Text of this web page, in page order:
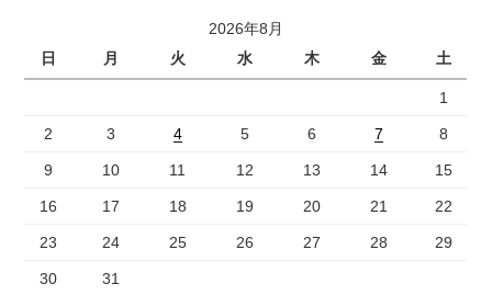
2026年8月
日
月 火 水 木 金 土
1
2 3 4 5 6 7 8
9 10 11 12 13 14 15
16 17 18 19 20 21 22
23 24 25 26 27 28 29
30 31